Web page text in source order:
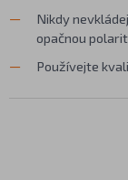
Nikdy
opačnou
Používejte